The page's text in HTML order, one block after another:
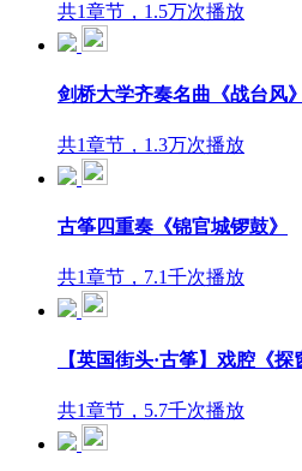
共1章节，1.5万次播放
剑桥大学齐奏名曲《战台风
共1章节，1.3万次播放
古筝四重奏《锦官城锣鼓》
共1章节，7.1千次播放
【英国街头·古筝】戏腔《
共1章节，5.7千次播放